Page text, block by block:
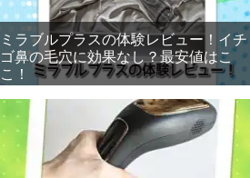
ミラブルプラスの体験レビュー！イチ
ゴ鼻の毛穴に効果なし？最安値はこ
こ！